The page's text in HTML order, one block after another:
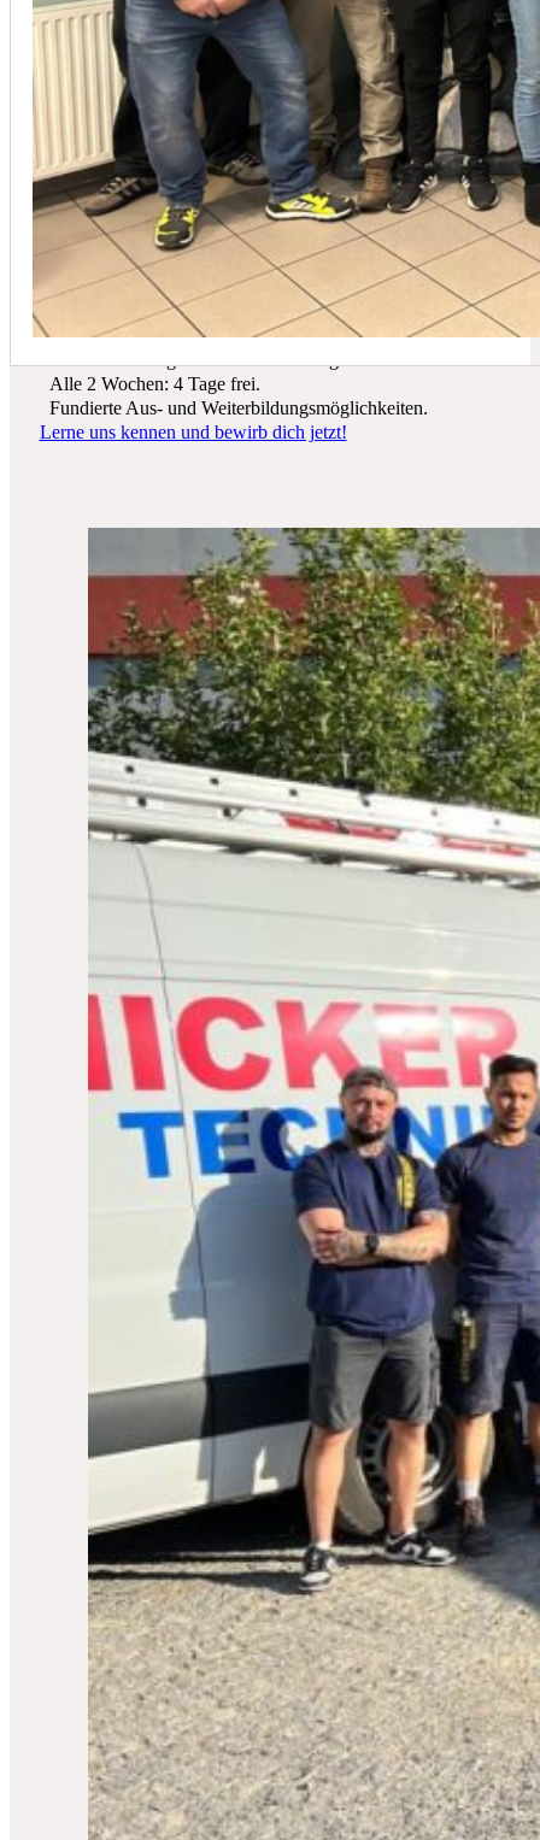
In der Regel empfehlen wir eine Wartung mindestens einmal
Du suchst einen zukunftssicheren Arbeitsplatz? Bei Schicker Technik
erwarten dich spannende Projekte, ein freundliches Team und beste
Entwicklungsmöglichkeiten.
Wir bieten dir:
Ein sicherer Arbeitsplatz in einer krisenfesten Branche.
Alle 2 Wochen: 4 Tage frei.
Fundierte Aus- und Weiterbildungsmöglichkeiten.
Lerne uns kennen und bewirb dich jetzt!